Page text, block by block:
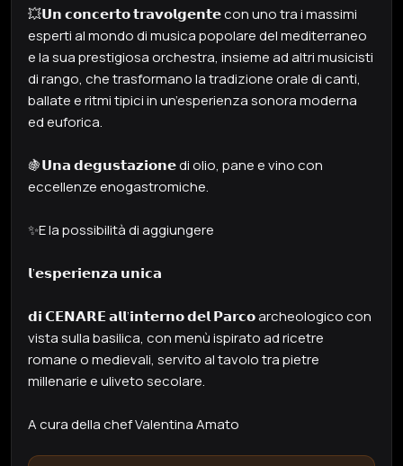
💥𝗨𝗻 𝗰𝗼𝗻𝗰𝗲𝗿𝘁𝗼 𝘁𝗿𝗮𝘃𝗼𝗹𝗴𝗲𝗻𝘁𝗲 con uno tra i massimi
esperti al mondo di musica popolare del mediterraneo
e la sua prestigiosa orchestra, insieme ad altri musicisti
di rango, che trasformano la tradizione orale di canti,
ballate e ritmi tipici in un’esperienza sonora moderna
ed euforica.
🍇𝗨𝗻𝗮 𝗱𝗲𝗴𝘂𝘀𝘁𝗮𝘇𝗶𝗼𝗻𝗲 di olio, pane e vino con
eccellenze enogastromiche.
✨E la possibilità di aggiungere
𝗹’𝗲𝘀𝗽𝗲𝗿𝗶𝗲𝗻𝘇𝗮 𝘂𝗻𝗶𝗰𝗮
𝗱𝗶 𝗖𝗘𝗡𝗔𝗥𝗘 𝗮𝗹𝗹’𝗶𝗻𝘁𝗲𝗿𝗻𝗼 𝗱𝗲𝗹 𝗣𝗮𝗿𝗰𝗼 archeologico con
vista sulla basilica, con menù ispirato ad ricetre
romane o medievali, servito al tavolo tra pietre
millenarie e uliveto secolare.
A cura della chef Valentina Amato